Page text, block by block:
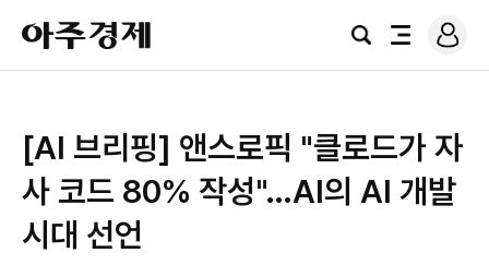
아
주
경
검
전
로
그
[AI 브리핑] 앤스로픽 "클로드가 자
사 코드 80% 작성"…AI의 AI 개발
시대 선언